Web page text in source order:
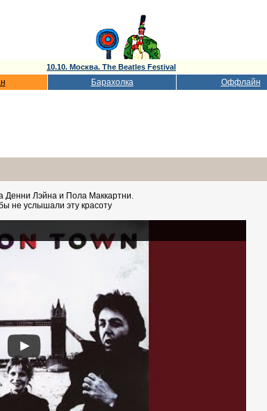
10.10. Москва. The Beatles Festival
Барахолка Оффлайн
Денни Лэйна и Пола Маккартни.
не услышали эту красоту